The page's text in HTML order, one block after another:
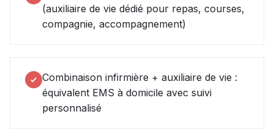
(auxiliaire de vie dédié pour repas, courses,
compagnie, accompagnement)
Combinaison infirmière + auxiliaire de vie :
équivalent EMS à domicile avec suivi
personnalisé